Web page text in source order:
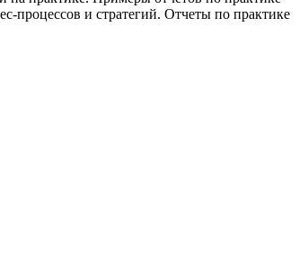
процессов и стратегий. Отчеты по практике